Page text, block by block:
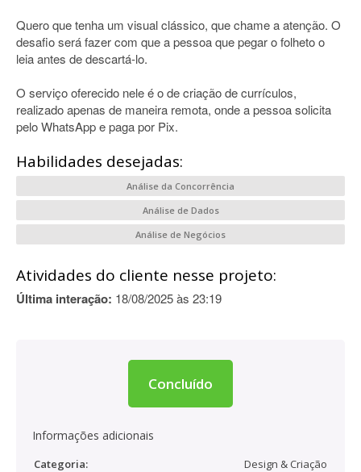
Quero que tenha um visual clássico, que chame a atenção. O
desafio será fazer com que a pessoa que pegar o folheto o
leia antes de descartá-lo.
O serviço oferecido nele é o de criação de currículos,
realizado apenas de maneira remota, onde a pessoa solicita
pelo WhatsApp e paga por Pix.
Habilidades desejadas:
Análise da Concorrência
Análise de Dados
Análise de Negócios
Atividades do cliente nesse projeto:
Última interação: 18/08/2025 às 23:19
Concluído
Informações adicionais
Categoria:
Design & Criação